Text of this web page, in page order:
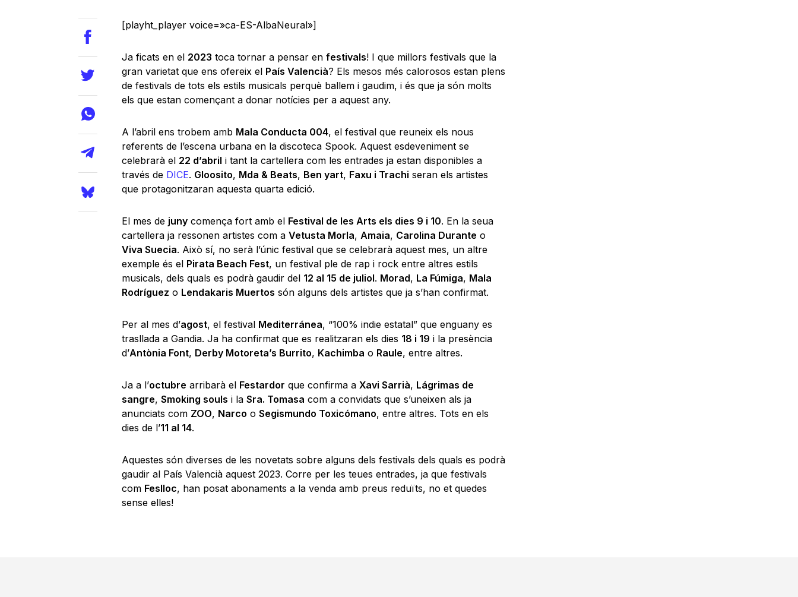
[playht_player voice=»ca-ES-AlbaNeural»]
Ja ficats en el 2023 toca tornar a pensar en festivals! I que millors festivals que la
gran varietat que ens ofereix el País Valencià? Els mesos més calorosos estan plens
de festivals de tots els estils musicals perquè ballem i gaudim, i és que ja són molts
els que estan començant a donar notícies per a aquest any.
A l’abril ens trobem amb Mala Conducta 004, el festival que reuneix els nous
referents de l’escena urbana en la discoteca Spook. Aquest esdeveniment se
celebrarà el 22 d’abril i tant la cartellera com les entrades ja estan disponibles a
través de DICE. Gloosito, Mda & Beats, Ben yart, Faxu i Trachi seran els artistes
que protagonitzaran aquesta quarta edició.
El mes de junycomença fort amb el Festival de les Arts els dies 9 i 10. En la seua
cartellera ja ressonen artistes com a Vetusta Morla, Amaia, Carolina Durante o
Viva Suecia. Això sí, no serà l’únic festival que se celebrarà aquest mes, un altre
exemple és el Pirata Beach Fest, un festival ple de rap i rock entre altres estils
musicals, dels quals es podrà gaudir del 12 al 15 de juliol. Morad, La Fúmiga, Mala
Rodríguez o Lendakaris Muertos són alguns dels artistes que ja s’han confirmat.
Per al mes d’agost, el festival Mediterránea, “100% indie estatal” que enguany es
trasllada a Gandia. Ja ha confirmat que es realitzaran els dies 18 i 19 i la presència
d’Antònia Font, Derby Motoreta’s Burrito, Kachimba o Raule, entre altres.
Ja a l’octubre arribarà el Festardor que confirma a Xavi Sarrià, Lágrimas de
sangre, Smoking souls i la Sra. Tomasa com a convidats que s’uneixen als ja
anunciats com ZOO, Narco o Segismundo Toxicómano, entre altres. Tots en els
dies de l’11 al 14.
Aquestes són diverses de les novetats sobre alguns dels festivals dels quals es podrà
gaudir al País Valencià aquest 2023. Corre per les teues entrades, ja que festivals
com Feslloc, han posat abonaments a la venda amb preus reduïts, no et quedes
sense elles!